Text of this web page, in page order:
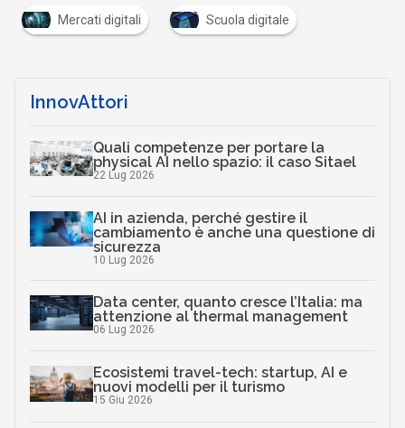
Mercati digitali Scuola digitale
InnovAttori
Quali competenze per portare la
physical AI nello spazio: il caso Sitael
22 Lug 2026
AI in azienda, perché gestire il
cambiamento è anche una questione di
sicurezza
10 Lug 2026
Data center, quanto cresce l’Italia: ma
attenzione al thermal management
06 Lug 2026
Ecosistemi travel-tech: startup, AI e
nuovi modelli per il turismo
15 Giu 2026